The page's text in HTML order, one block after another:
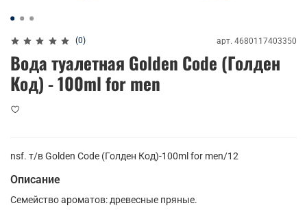
(0) арт. 4680117403350
Вода туалетная Golden Code (Голден
Код) - 100ml for men
nsf. т/в Golden Code (Голден Код)-100ml for men/12
Описание
Семейство ароматов: древесные пряные.